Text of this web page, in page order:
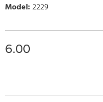
Model:2229
6.00